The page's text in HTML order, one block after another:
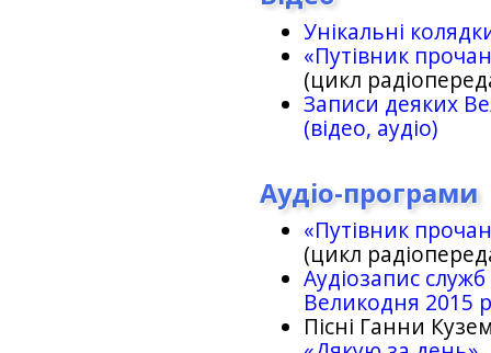
Унікальні
«Путівник
(цикл
Записи деяких
(відео, аудіо)
Аудіо-програми
«Путівник
(цикл
Аудіозапис
Великодня 2015
Пісні Ганни